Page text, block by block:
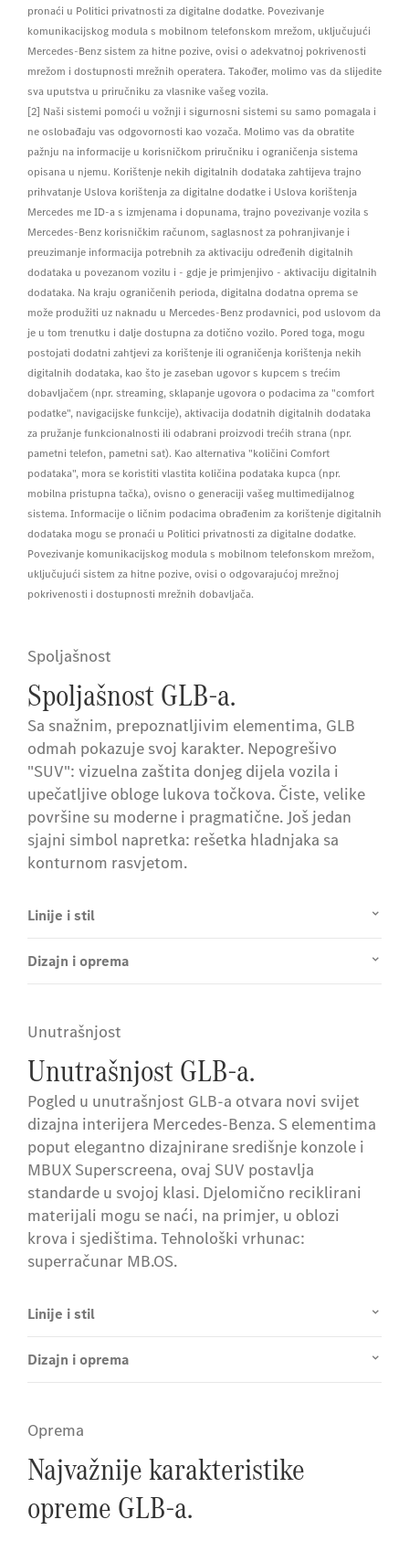
pronaći u Politici privatnosti za digitalne dodatke. Povezivanje
komunikacijskog modula s mobilnom telefonskom mrežom, uključujući
Mercedes-Benz sistem za hitne pozive, ovisi o adekvatnoj pokrivenosti
mrežom i dostupnosti mrežnih operatera. Također, molimo vas da slijedite
sva uputstva u priručniku za vlasnike vašeg vozila.
[2] Naši sistemi pomoći u vožnji i sigurnosni sistemi su samo pomagala i
ne oslobađaju vas odgovornosti kao vozača. Molimo vas da obratite
pažnju na informacije u korisničkom priručniku i ograničenja sistema
opisana u njemu. Korištenje nekih digitalnih dodataka zahtijeva trajno
prihvatanje Uslova korištenja za digitalne dodatke i Uslova korištenja
Mercedes me ID-a s izmjenama i dopunama, trajno povezivanje vozila s
Mercedes-Benz korisničkim računom, saglasnost za pohranjivanje i
preuzimanje informacija potrebnih za aktivaciju određenih digitalnih
dodataka u povezanom vozilu i - gdje je primjenjivo - aktivaciju digitalnih
dodataka. Na kraju ograničenih perioda, digitalna dodatna oprema se
može produžiti uz naknadu u Mercedes-Benz prodavnici, pod uslovom da
je u tom trenutku i dalje dostupna za dotično vozilo. Pored toga, mogu
postojati dodatni zahtjevi za korištenje ili ograničenja korištenja nekih
digitalnih dodataka, kao što je zaseban ugovor s kupcem s trećim
dobavljačem (npr. streaming, sklapanje ugovora o podacima za "comfort
podatke", navigacijske funkcije), aktivacija dodatnih digitalnih dodataka
za pružanje funkcionalnosti ili odabrani proizvodi trećih strana (npr.
pametni telefon, pametni sat). Kao alternativa "količini Comfort
podataka", mora se koristiti vlastita količina podataka kupca (npr.
mobilna pristupna tačka), ovisno o generaciji vašeg multimedijalnog
sistema. Informacije o ličnim podacima obrađenim za korištenje digitalnih
dodataka mogu se pronaći u Politici privatnosti za digitalne dodatke.
Povezivanje komunikacijskog modula s mobilnom telefonskom mrežom,
uključujući sistem za hitne pozive, ovisi o odgovarajućoj mrežnoj
pokrivenosti i dostupnosti mrežnih dobavljača.
Spoljašnost
Spoljašnost GLB-a.
Sa snažnim, prepoznatljivim elementima, GLB
odmah pokazuje svoj karakter. Nepogrešivo
"SUV": vizuelna zaštita donjeg dijela vozila i
upečatljive obloge lukova točkova. Čiste, velike
površine su moderne i pragmatične. Još jedan
sjajni simbol napretka: rešetka hladnjaka sa
konturnom rasvjetom.
Linije i stil
Dizajn i oprema
Unutrašnjost
Unutrašnjost GLB-a.
Pogled u unutrašnjost GLB-a otvara novi svijet
dizajna interijera Mercedes-Benza. S elementima
poput elegantno dizajnirane središnje konzole i
MBUX Superscreena, ovaj SUV postavlja
standarde u svojoj klasi. Djelomično reciklirani
materijali mogu se naći, na primjer, u oblozi
krova i sjedištima. Tehnološki vrhunac:
superračunar MB.OS.
Linije i stil
Dizajn i oprema
Oprema
Najvažnije karakteristike
opreme GLB-a.